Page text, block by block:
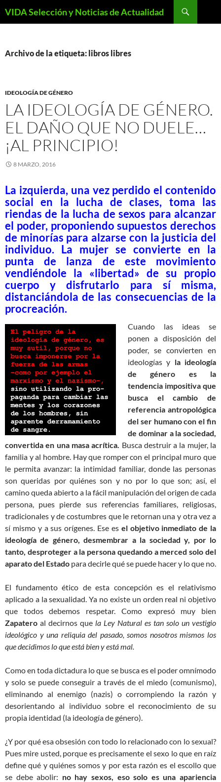
VIDA Selección y Noticias de Actualidad
Archivo de la etiqueta: libros libres
IDEOLOGÍA DE GÉNERO
LA IDEOLOGÍA DE GÉNERO.
EL DAÑO QUE NO DUELE…
¡AL PRINCIPIO!
8 MARZO, 2016
La izquierda, una vez perdido el contenido
social en la lucha de clases, toma las
riendas de la lucha de sexos para alcanzar
el poder, proponiendo supuestos derechos
de minorías para alzarse con la justicia del
individuo. La mujer se convierte en la
punta de lanza de este movimiento
vendiéndole la «libertad» de su propio
cuerpo y disfrutarlo para sí misma,
distanciándola de las consecuencias de la
procreación.
Cuando las ideas se
ponen a disposición del
poder, se convierten en
ideologías y la ideología
de género es la
tendencia impositiva que
busca el cambio de
referencia antropológica
del ser humano con el fin
de dominar a la sociedad,
convertida en una masa acrítica. Busca destruir a la mujer, la
familia y al hombre. Hay que romper con el principal muro que
le permita avanzar: la intimidad familiar, donde las personas
son queridas por quiénes son y no por lo que son; así, el
camino queda abierto a la fácil manipulación del origen de cada
persona, pues pierde sus referencias familiares, religiosas,
tradicionales y de costumbres que le retornan una y otra vez a
sí mismo y a sus orígenes. Ese es el objetivo inmediato de la
ideología de género, desmembrar a la sociedad y, por lo
tanto, desproteger a la persona quedando a merced solo del
aparato del Estado para decirle qué se puede hacer y lo que no.
El fundamento ético de esta concepción es el relativismo
aplicado a la sexualidad. Ya no existe un orden real ni objetivo
que todos debemos respetar. Como expresó muy bien
Zapatero al decirnos que la Ley Natural es tan solo un vestigio
ideológico y una reliquia del pasado, somos nosotros mismos los
que decidimos lo que está bien y está mal.
Como en toda dictadura lo que se busca es el poder omnímodo
y solo se puede conseguir a través de el miedo (comunismo),
eliminando al enemigo (nazis) o corrompiendo la razón y
desorientando al individuo sobre el reconocimiento de su
propia identidad (la ideología de género).
¿Y por qué esa obsesión con todo lo relacionado con lo sexual?
Pues mire usted, porque es precisamente el sexo lo que en raíz
define qué y quiénes somos y por esta razón es el escollo que
se debe abolir: no hay sexos, eso solo es una apariencia